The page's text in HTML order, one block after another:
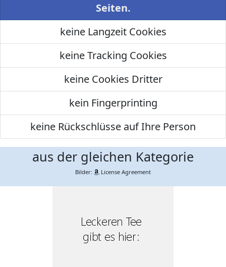
Seiten.
keine Langzeit Cookies
keine Tracking Cookies
keine Cookies Dritter
kein Fingerprinting
keine Rückschlüsse auf Ihre Person
aus der gleichen Kategorie
Bilder: License Agreement